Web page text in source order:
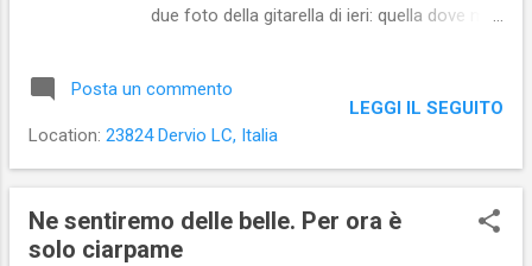
due foto della gitarella di ieri: quella dove mi
appaio di spalle è stata scattata (a mia
insaputa) a Dervio .
Posta un commento
Location: 23824 Dervio LC, Italia
LEGGI IL SEGUITO
Ne sentiremo delle belle. Per ora è
solo ciarpame